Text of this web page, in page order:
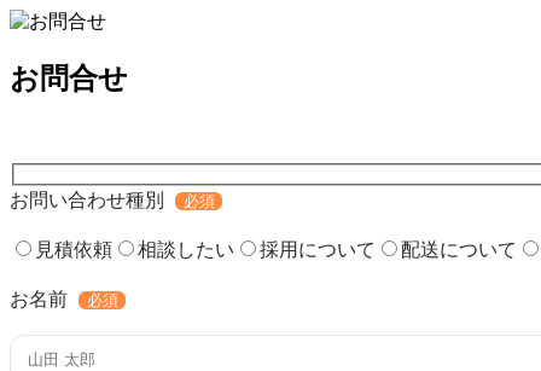
お問合せ
お問い合わせ種別 必須
見積依頼 相談したい 採用について
配送について
お名前
必須